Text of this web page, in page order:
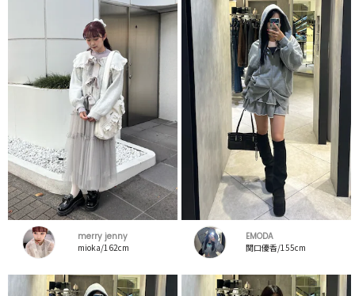
merry jenny
mioka/162cm
EMODA
関口優香/155cm